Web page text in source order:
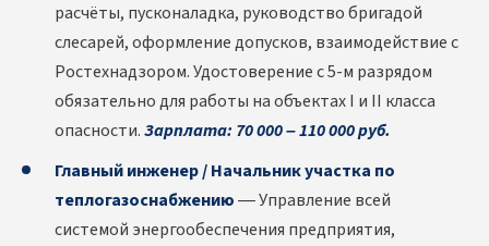
расчёты, пусконаладка, руководство бригадой
слесарей, оформление допусков, взаимодействие с
Ростехнадзором. Удостоверение с 5-м разрядом
обязательно для работы на объектах I и II класса
опасности.Зарплата: 70 000 – 110 000 руб.
Главный инженер / Начальник участка по
теплогазоснабжению— Управление всей
системой энергообеспечения предприятия,